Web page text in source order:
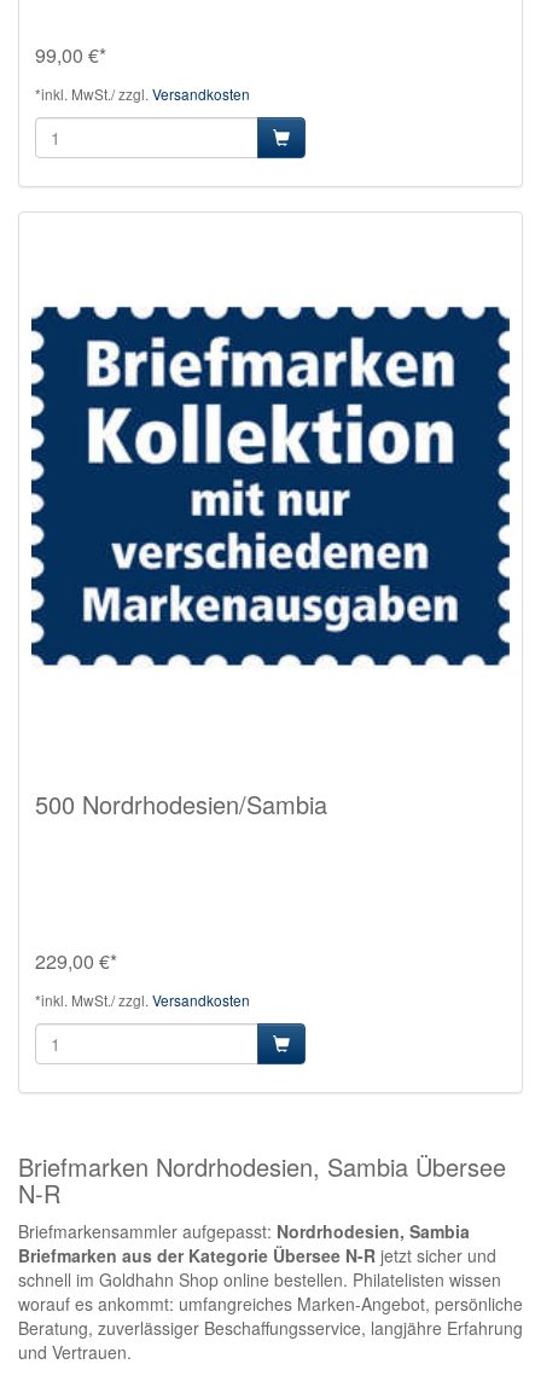
99,00 €*
*inkl. MwSt./ zzgl. Versandkosten
500 Nordrhodesien/Sambia
229,00 €*
*inkl. MwSt./ zzgl. Versandkosten
Briefmarken Nordrhodesien, Sambia Übersee
N-R
Briefmarkensammler aufgepasst: Nordrhodesien, Sambia
Briefmarken aus der Kategorie Übersee N-R jetzt sicher und
schnell im Goldhahn Shop online bestellen. Philatelisten wissen
worauf es ankommt: umfangreiches Marken-Angebot, persönliche
Beratung, zuverlässiger Beschaffungsservice, langjähre Erfahrung
und Vertrauen.